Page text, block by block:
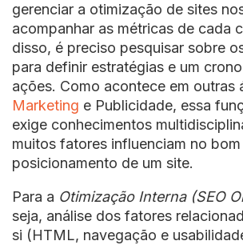
gerenciar a otimização de sites
acompanhar as métricas de cada
disso, é preciso pesquisar sobre
para definir estratégias e um
ações. Como acontece em outras
Marketing e Publicidade, essa
exige conhecimentos
muitos fatores influenciam no bom
posicionamento de um site.
Para a Otimização Interna (SEO
seja, análise dos fatores
si (HTML, navegação e